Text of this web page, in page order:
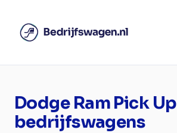
Dodge Ram Pick Up
bedrijfswagens